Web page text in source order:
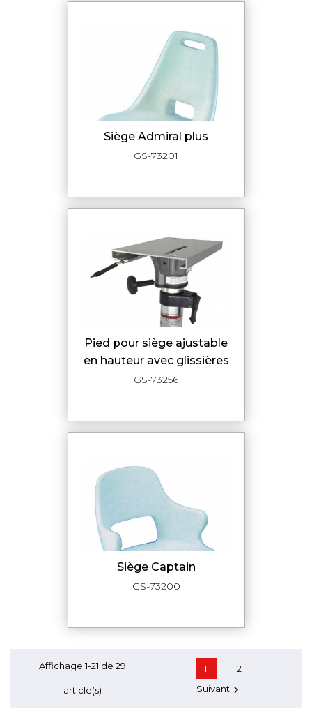
siège Admiral plus
GS-73201
pied pour siège ajustable
en hauteur avec glissières
GS-73256
siège Captain
GS-73200
Affichage 1-21 de 29
article(s)
1
2
Suivant